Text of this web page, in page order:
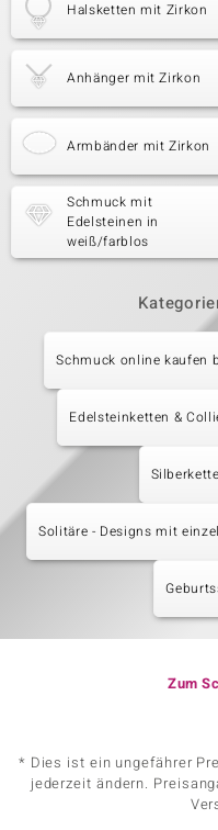
Halsketten mit Zirkon
Anhänger mit Zirkon
Armbänder mit Zirkon
Schmuck mit
Edelsteinen in
weiß/farblos
Schmuck online kaufen
Edelsteinketten &
Solitäre - Designs mit
Zum
* Dies ist ein ungefährer
jederzeit ändern.